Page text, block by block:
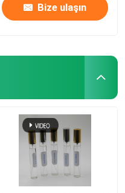
Bize ulaşın